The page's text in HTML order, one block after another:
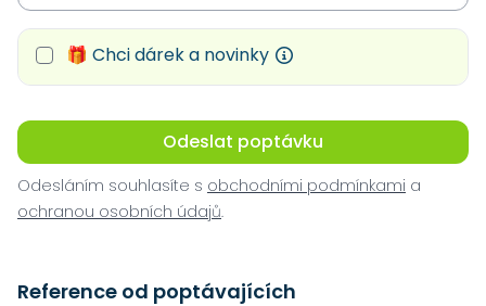
🎁 Chci dárek a novinky
Odeslat poptávku
Odesláním souhlasíte s obchodními podmínkami a
ochranou osobních údajů.
Reference od poptávajících